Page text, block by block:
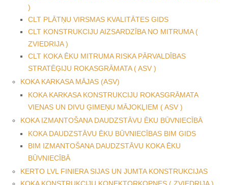
)
CLT PLĀTŅU VIRSMAS KVALITĀTES GIDS
CLT KONSTRUKCIJU AIZSARDZĪBA NO MITRUMA (
ZVIEDRIJA )
CLT KOKA ĒKU MITRUMA RISKA PĀRVALDĪBAS
STRATĒĢIJU ROKASGRĀMATA ( ASV )
KOKA KARKASA MĀJAS (ASV)
KOKA KARKASA KONSTRUKCIJU ROKASGRĀMATA
VIENAS UN DIVU ĢIMEŅU MĀJOKĻIEM ( ASV )
KOKA IZMANTOŠANA DAUDZSTĀVU ĒKU BŪVNIECĪBĀ
KOKA DAUDZSTĀVU ĒKU BŪVNIECĪBAS BIM GIDS
BIM IZMANTOŠANA DAUDZSTĀVU KOKA ĒKU
BŪVNIECĪBĀ
KERTO LVL FINIERA SIJAS UN JUMTA KONSTRUKCIJAS